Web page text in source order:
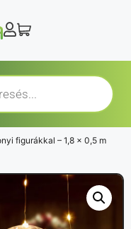
figurákkal – 1,8 x 0,5 m